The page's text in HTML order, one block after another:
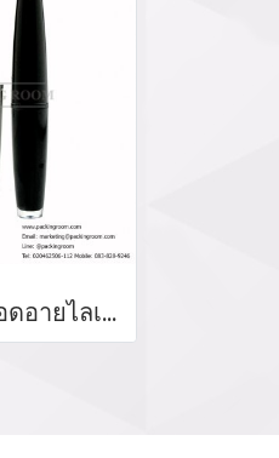
บรรจุภัณฑ์หลอดอายไลเนอร์ แท่งอายไลเนอร์ อายลายเนอร์ eyeliner bottler ขวดอายไลเนอร์ จำหน่ายบรรจุภัณฑ์เครื่องสำอางทุกประเภท